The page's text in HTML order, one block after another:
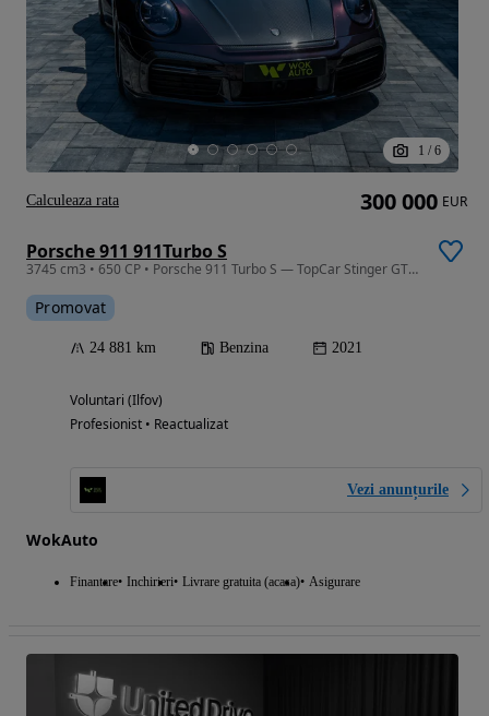
1 / 6
Porsche 911 911Turbo S
3745 cm3 • 650 CP • Porsche 911 Turbo S — TopCar Stinger GTR | 850 CP RRahmani | Akrapovic
Promovat
24 881 km Benzina 2021
Voluntari (Ilfov)
Profesionist • Reactualizat
Vezi anunțurile
WokAuto
Finantare Inchirieri Livrare gratuita (acasa) Asigurare
300 000 EUR
Calculeaza rata